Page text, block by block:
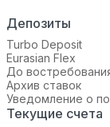
Депозиты
Turbo Deposit
Eurasian Flex
До
Архив ставок
Уведомление о
Текущие счета